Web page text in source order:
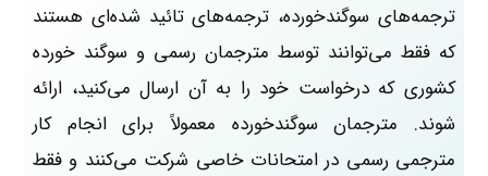
ترجمه‌های سوگند‌خورده، ترجمه‌های تائید شده‌ای هستند
که فقط می‌توانند توسط مترجمان رسمی و سوگند خورده
کشوری که درخواست خود را به آن ارسال می‌کنید، ارائه
شوند. مترجمان سوگند‌خورده معمولاً برای انجام کار
مترجمی رسمی در امتحانات خاصی شرکت می‌کنند و فقط